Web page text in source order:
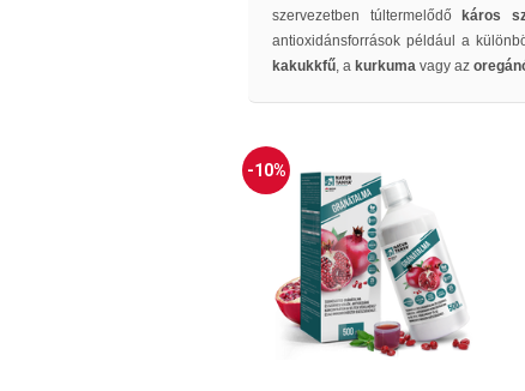
szervezetben túltermelődő
káros
antioxidánsforrások például a
kakukkfű, a kurkuma vagy az
-10%